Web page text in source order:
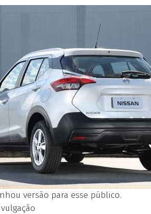
versão para esse público.